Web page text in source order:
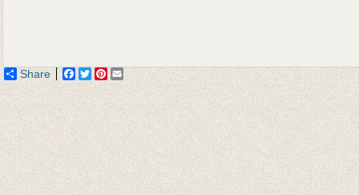
Share Facebook
TwitterPinterest